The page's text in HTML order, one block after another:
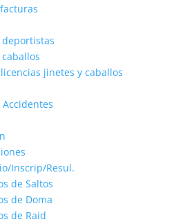
deportistas
jinetes y caballos
Accidentes
Inscrip/Resul.
de Saltos
de Doma
de Raid